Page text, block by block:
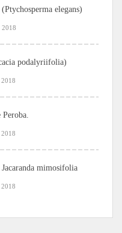
elegans)
2018
podalyriifolia)
Peroba.
mimosifolia